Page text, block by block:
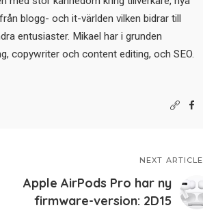
blogg- och it-världen vilken bidrar till
entusiaster. Mikael har i grunden
copywriter och content editing, och SEO.
NEXT ARTICLE
Apple AirPods Pro har ny
firmware-version: 2D15